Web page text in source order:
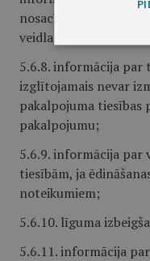
nosacījumiem,
veidlapa;
5.6.8. informācija par
izglītojamais nevar
pakalpojuma tiesības
pakalpojumu;
5.6.9. informācija par
tiesībām, ja
noteikumiem;
5.6.10. līguma
5.6.11. informācija